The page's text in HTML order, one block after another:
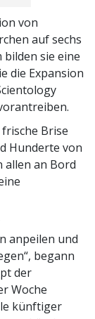
von
auf sechs
sie eine
die Expansion
frische Brise
Hunderte von
allen an Bord
anpeilen und
begann
der
Woche
künftiger